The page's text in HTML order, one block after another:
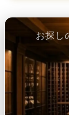
お探し